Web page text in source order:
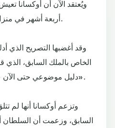
ويُعتقد الآن أن أوكسانا
أربعة أشهر في منزل ريفي بالقرب من موسكو.
وقد أغضبها التصريح الذي
الخاص بالملك السابق، الذي
دليل موضوعي حتى الآن على الأب البيولوجي للطفل».
وتزعم أوكسانا أنها لم
السابق، وزعمت أن السلطان